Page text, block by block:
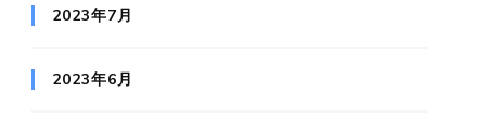
2023年7月
2023年6月